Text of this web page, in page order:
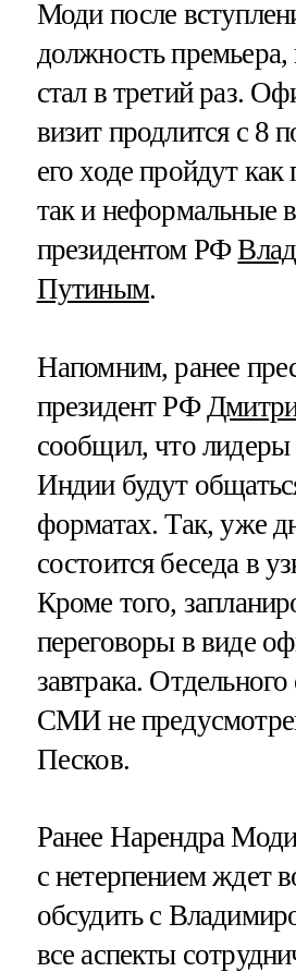
Моди после
должность
стал в третий раз.
визит продлится с 8
его ходе пройдут как
так и неформальные
президентом РФ
Путиным.
Напомним, ранее
президент РФ
сообщил, что лидеры
Индии будут
форматах. Так, уже
состоится беседа в
Кроме того,
переговоры в виде
завтрака.
СМИ не
Песков.
Ранее Нарендра
с нетерпением ждет
обсудить с
все аспекты